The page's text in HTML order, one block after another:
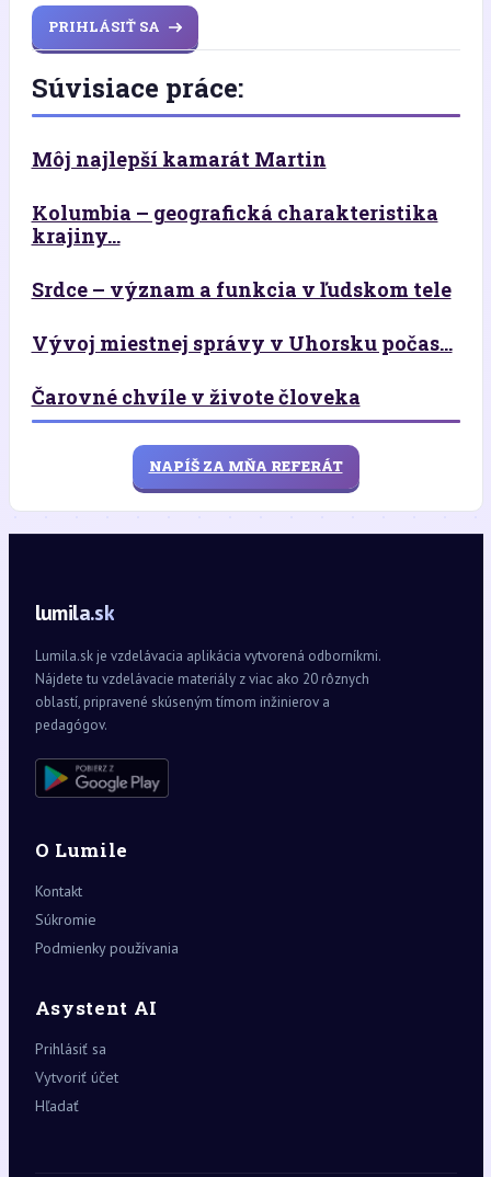
PRIHLÁSIŤ SA
Súvisiace práce:
Môj najlepší kamarát Martin
Kolumbia – geografická charakteristika
krajiny...
Srdce – význam a funkcia v ľudskom tele
Vývoj miestnej správy v Uhorsku počas...
Čarovné chvíle v živote človeka
NAPÍŠ ZA MŇA REFERÁT
lumila.sk
Lumila.sk je vzdelávacia aplikácia vytvorená odborníkmi.
Nájdete tu vzdelávacie materiály z viac ako 20 rôznych
oblastí, pripravené skúseným tímom inžinierov a
pedagógov.
O Lumile
Kontakt
Súkromie
Podmienky používania
Asystent AI
Prihlásiť sa
Vytvoriť účet
Hľadať